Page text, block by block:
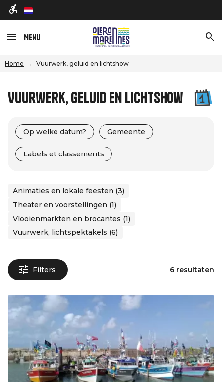
nl
Menu
Home Vuurwerk, geluid en lichtshow
Vuurwerk, geluid en lichtshow
Op welke datum? Gemeente
Labels et classements
Animaties en lokale feesten (3)
Theater en voorstellingen (1)
Vlooienmarkten en brocantes (1)
Vuurwerk, lichtspektakels (6)
Filters 6 resultaten